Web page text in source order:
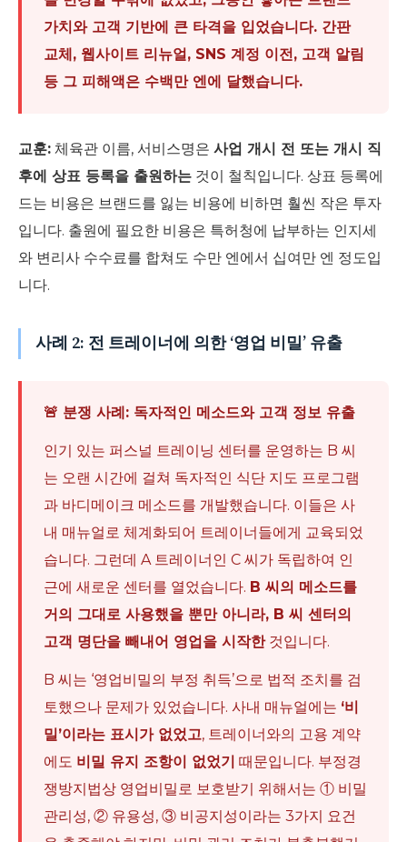
가치와 고객 기반에 큰 타격을 입었습니다. 간판
교체, 웹사이트 리뉴얼, SNS 계정 이전, 고객 알림
등 그 피해액은 수백만 엔에 달했습니다.
교훈: 체육관 이름, 서비스명은 사업 개시 전 또는 개시 직
후에 상표 등록을 출원하는 것이 철칙입니다. 상표 등록에
드는 비용은 브랜드를 잃는 비용에 비하면 훨씬 작은 투자
입니다. 출원에 필요한 비용은 특허청에 납부하는 인지세
와 변리사 수수료를 합쳐도 수만 엔에서 십여만 엔 정도입
니다.
사례 2: 전 트레이너에 의한 ‘영업 비밀’ 유출
🚨 분쟁 사례: 독자적인 메소드와 고객 정보 유출
인기 있는 퍼스널 트레이닝 센터를 운영하는 B 씨
는 오랜 시간에 걸쳐 독자적인 식단 지도 프로그램
과 바디메이크 메소드를 개발했습니다. 이들은 사
내 매뉴얼로 체계화되어 트레이너들에게 교육되었
습니다. 그런데 A 트레이너인 C 씨가 독립하여 인
근에 새로운 센터를 열었습니다. B 씨의 메소드를
거의 그대로 사용했을 뿐만 아니라, B 씨 센터의
고객 명단을 빼내어 영업을 시작한것입니다.
B 씨는 ‘영업비밀의 부정 취득’으로 법적 조치를 검
토했으나 문제가 있었습니다. 사내 매뉴얼에는 ‘비
밀’이라는 표시가 없었고, 트레이너와의 고용 계약
에도 비밀 유지 조항이 없었기 때문입니다. 부정경
쟁방지법상 영업비밀로 보호받기 위해서는 ① 비밀
관리성, ② 유용성, ③ 비공지성이라는 3가지 요건